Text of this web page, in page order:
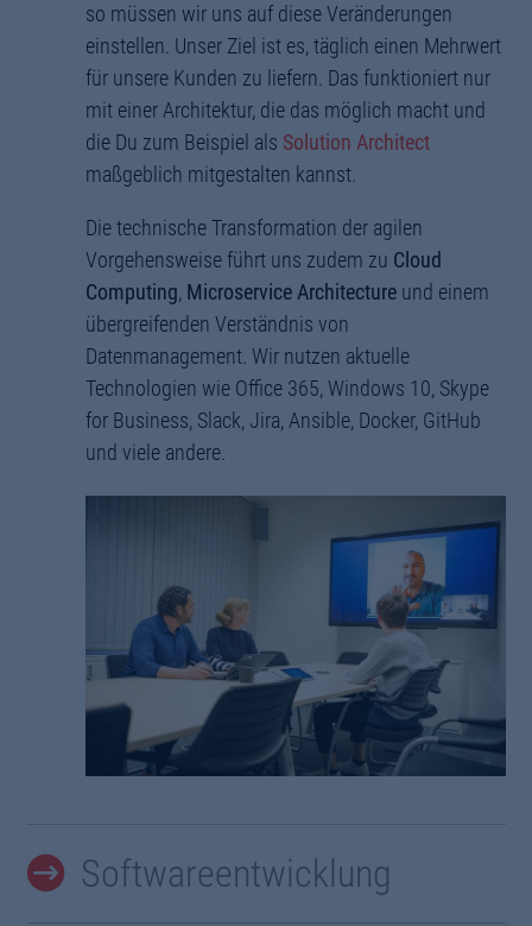
so müssen wir uns auf diese Veränderungen
einstellen. Unser Ziel ist es, täglich einen Mehrwert
für unsere Kunden zu liefern. Das funktioniert nur
mit einer Architektur, die das möglich macht und
die Du zum Beispiel als Solution Architect
maßgeblich mitgestalten kannst.
Die technische Transformation der agilen
Vorgehensweise führt uns zudem zu Cloud
Computing, Microservice Architecture und einem
übergreifenden Verständnis von
Datenmanagement. Wir nutzen aktuelle
Technologien wie Office 365, Windows 10, Skype
for Business, Slack, Jira, Ansible, Docker, GitHub
und viele andere.
Softwareentwicklung